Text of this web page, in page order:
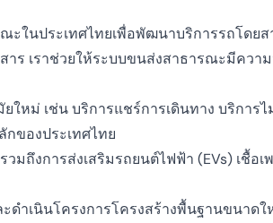
ะในประเทศไทยเพื่อพัฒนาบริการรถโดย
ร เราช่วยให้ระบบขนส่งสาธารณะมีคว
หม่ เช่น บริการแชร์การเดินทาง บริการ
ของประเทศไทย
ถึงการส่งเสริมรถยนต์ไฟฟ้า (EVs) เชื้อ
ดำเนินโครงการโครงสร้างพื้นฐานขนา